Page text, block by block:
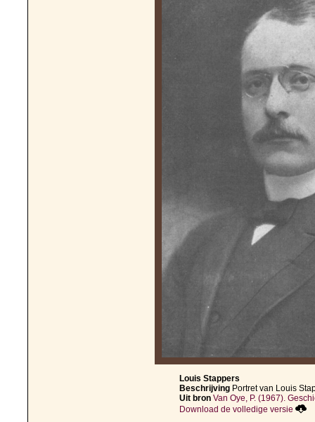
Louis Stappers
Beschrijving Portret van Louis
Uit bron Van Oye, P. (1967).
Download de volledige versie